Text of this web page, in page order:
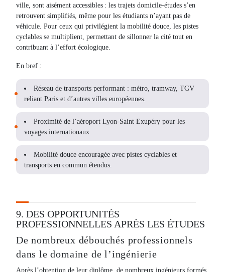
ville, sont aisément accessibles : les trajets domicile-études s’en
retrouvent simplifiés, même pour les étudiants n’ayant pas de
véhicule. Pour ceux qui privilégient la mobilité douce, les pistes
cyclables se multiplient, permettant de sillonner la cité tout en
contribuant à l’effort écologique.
En bref :
Réseau de transports performant : métro, tramway, TGV
reliant Paris et d’autres villes européennes.
Proximité de l’aéroport Lyon-Saint Exupéry pour les
voyages internationaux.
Mobilité douce encouragée avec pistes cyclables et
transports en commun étendus.
9. DES OPPORTUNITÉS
PROFESSIONNELLES APRÈS LES ÉTUDES
De nombreux débouchés professionnels
dans le domaine de l’ingénierie
Après l’obtention de leur diplôme, de nombreux ingénieurs formés